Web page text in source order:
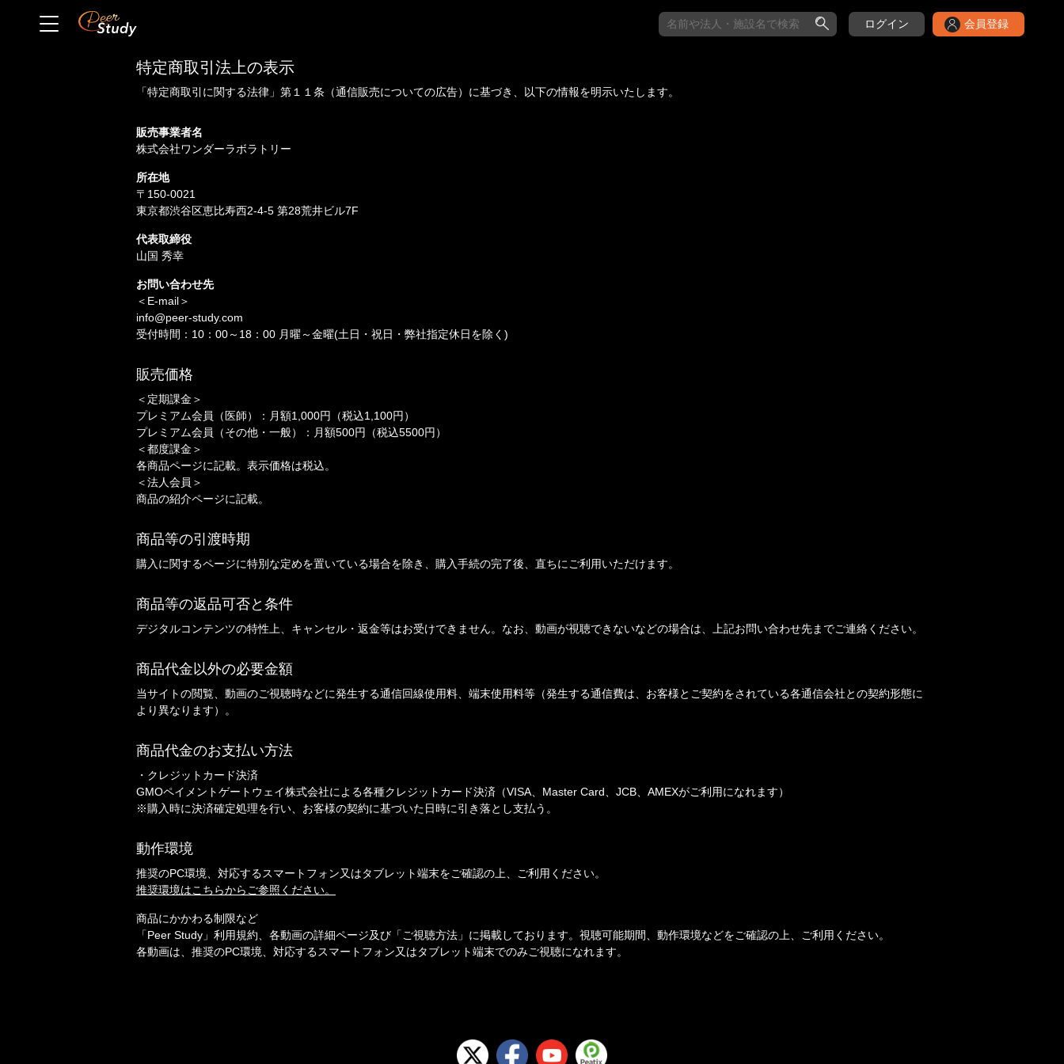
ログイン 会員登録
特定商取引法上の表示
「特定商取引に関する法律」第１１条（通信販売についての広告）に基づき、以下の情報を明示いたします。
販売事業者名
株式会社ワンダーラボラトリー
所在地
〒150-0021
東京都渋谷区恵比寿西2-4-5 第28荒井ビル7F
代表取締役
山国 秀幸
お問い合わせ先
＜E-mail＞
info@peer-study.com
受付時間：10：00～18：00 月曜～金曜(土日・祝日・弊社指定休日を除く)
販売価格
＜定期課金＞
プレミアム会員（医師）：月額1,000円（税込1,100円）
プレミアム会員（その他・一般）：月額500円（税込5500円）
＜都度課金＞
各商品ページに記載。表示価格は税込。
＜法人会員＞
商品の紹介ページに記載。
商品等の引渡時期
購入に関するページに特別な定めを置いている場合を除き、購入手続の完了後、直ちにご利用いただけます。
商品等の返品可否と条件
デジタルコンテンツの特性上、キャンセル・返金等はお受けできません。なお、動画が視聴できないなどの場合は、上記お問い合わせ先までご連絡ください。
商品代金以外の必要金額
当サイトの閲覧、動画のご視聴時などに発生する通信回線使用料、端末使用料等（発生する通信費は、お客様とご契約をされている各通信会社との契約形態に
より異なります）。
商品代金のお支払い方法
・クレジットカード決済
GMOペイメントゲートウェイ株式会社による各種クレジットカード決済（VISA、Master Card、JCB、AMEXがご利用になれます）
※購入時に決済確定処理を行い、お客様の契約に基づいた日時に引き落とし支払う。
動作環境
推奨のPC環境、対応するスマートフォン又はタブレット端末をご確認の上、ご利用ください。
推奨環境はこちらからご参照ください。
商品にかかわる制限など
「Peer Study」利用規約、各動画の詳細ページ及び「ご視聴方法」に掲載しております。視聴可能期間、動作環境などをご確認の上、ご利用ください。
各動画は、推奨のPC環境、対応するスマートフォン又はタブレット端末でのみご視聴になれます。